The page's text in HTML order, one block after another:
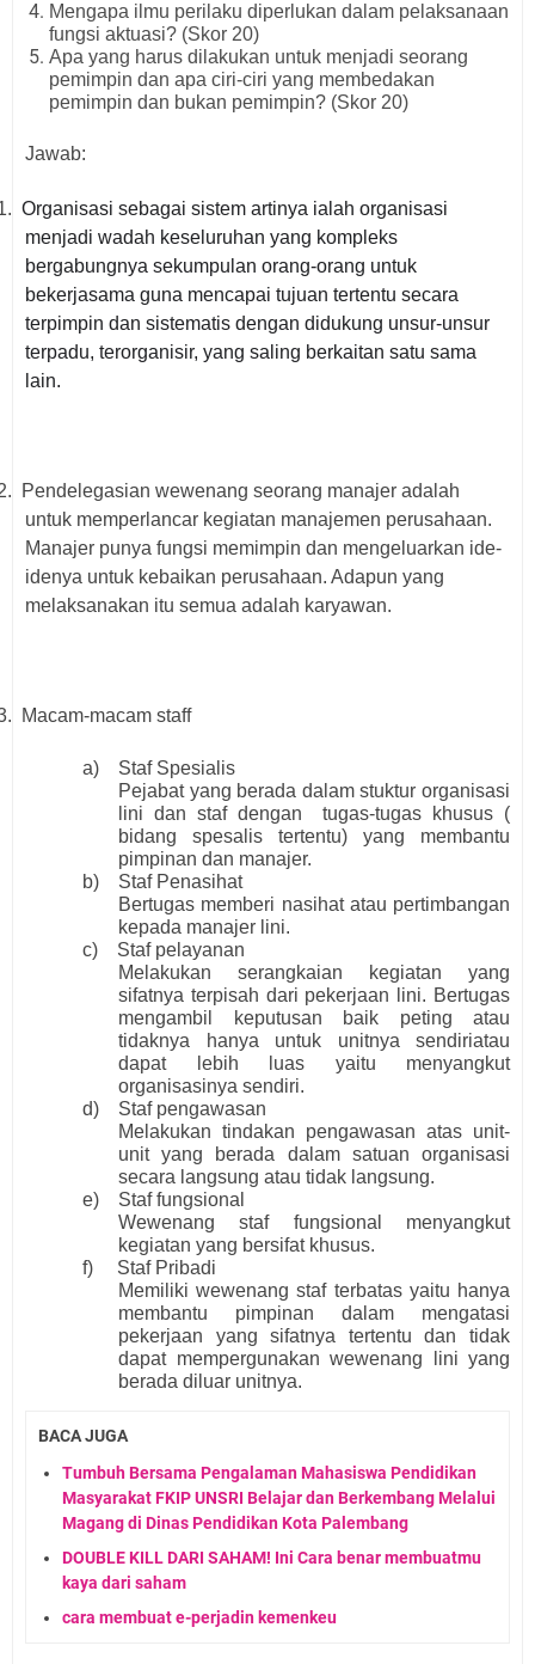
Mengapa ilmu perilaku diperlukan dalam pelaksanaan
fungsi aktuasi? (Skor 20)
Apa yang harus dilakukan untuk menjadi seorang
pemimpin dan apa ciri-ciri yang membedakan
pemimpin dan bukan pemimpin? (Skor 20)
Jawab:
Organisasi sebagai sistem artinya ialah organisasi
menjadi wadah keseluruhan yang kompleks
bergabungnya sekumpulan orang-orang untuk
bekerjasama guna mencapai tujuan tertentu secara
terpimpin dan sistematis dengan didukung unsur-unsur
terpadu, terorganisir, yang saling berkaitan satu sama
lain.
Pendelegasian wewenang seorang manajer adalah
untuk memperlancar kegiatan manajemen perusahaan.
Manajer punya fungsi memimpin dan mengeluarkan ide-
idenya untuk kebaikan perusahaan. Adapun yang
melaksanakan itu semua adalah karyawan.
Macam-macam staff
a) Staf Spesialis
Pejabat yang berada dalam stuktur organisasi
lini dan staf dengan tugas-tugas khusus (
bidang spesalis tertentu) yang membantu
pimpinan dan manajer.
b) Staf Penasihat
Bertugas memberi nasihat atau pertimbangan
kepada manajer lini.
c) Staf pelayanan
Melakukan serangkaian kegiatan yang
sifatnya terpisah dari pekerjaan lini. Bertugas
mengambil keputusan baik peting atau
tidaknya hanya untuk unitnya sendiriatau
dapat lebih luas yaitu menyangkut
organisasinya sendiri.
d) Staf pengawasan
Melakukan tindakan pengawasan atas unit-
unit yang berada dalam satuan organisasi
secara langsung atau tidak langsung.
e) Staf fungsional
Wewenang staf fungsional menyangkut
kegiatan yang bersifat khusus.
f) Staf Pribadi
Memiliki wewenang staf terbatas yaitu hanya
membantu pimpinan dalam mengatasi
pekerjaan yang sifatnya tertentu dan tidak
dapat mempergunakan wewenang lini yang
berada diluar unitnya.
BACA JUGA
Tumbuh Bersama Pengalaman Mahasiswa Pendidikan
Masyarakat FKIP UNSRI Belajar dan Berkembang Melalui
Magang di Dinas Pendidikan Kota Palembang
DOUBLE KILL DARI SAHAM! Ini Cara benar membuatmu
kaya dari saham
cara membuat e-perjadin kemenkeu